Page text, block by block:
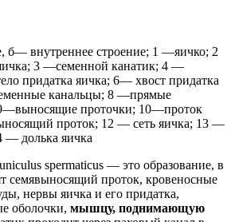
б— внутреннее строение; 1 —яичко; 2
3 —семенной канатик; 4 —
придатка яичка; 6— хвост придатка
канальцы; 8 —прямые
проточки; 10—проток
проток; 12 — сеть яичка; 13 —
— долька яичка
spermaticus — это образование, в
семявыносящий проток, кровеносные
нервы яичка и его придатка,
оболочки, мышцу, поднимающую